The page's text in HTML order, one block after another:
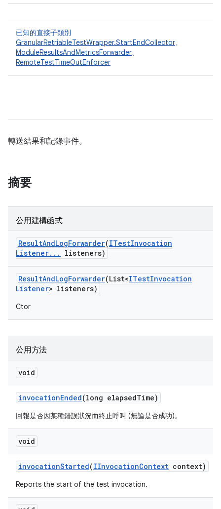
已知的直接子類別
GranularRetriableTestWrapper.StartEndCollector、
ModuleResultsAndMetricsForwarder、
RemoteTestTimeOutEnforcer
轉送結果和記錄事件。
摘要
公用建構函式
ResultAndLogForwarder(ITestInvocation
Listener. . . listeners)
ResultAndLogForwarder(List<ITestInvocation
Listener> listeners)
Ctor
公用方法
void
invocationEnded(long elapsedTime)
回報是否因某種錯誤狀況而終止呼叫 (無論是否成功)。
void
invocationStarted(IInvocationContext context)
Reports the start of the test invocation.